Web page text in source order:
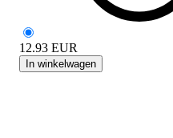
12.93 EUR
In winkelwagen